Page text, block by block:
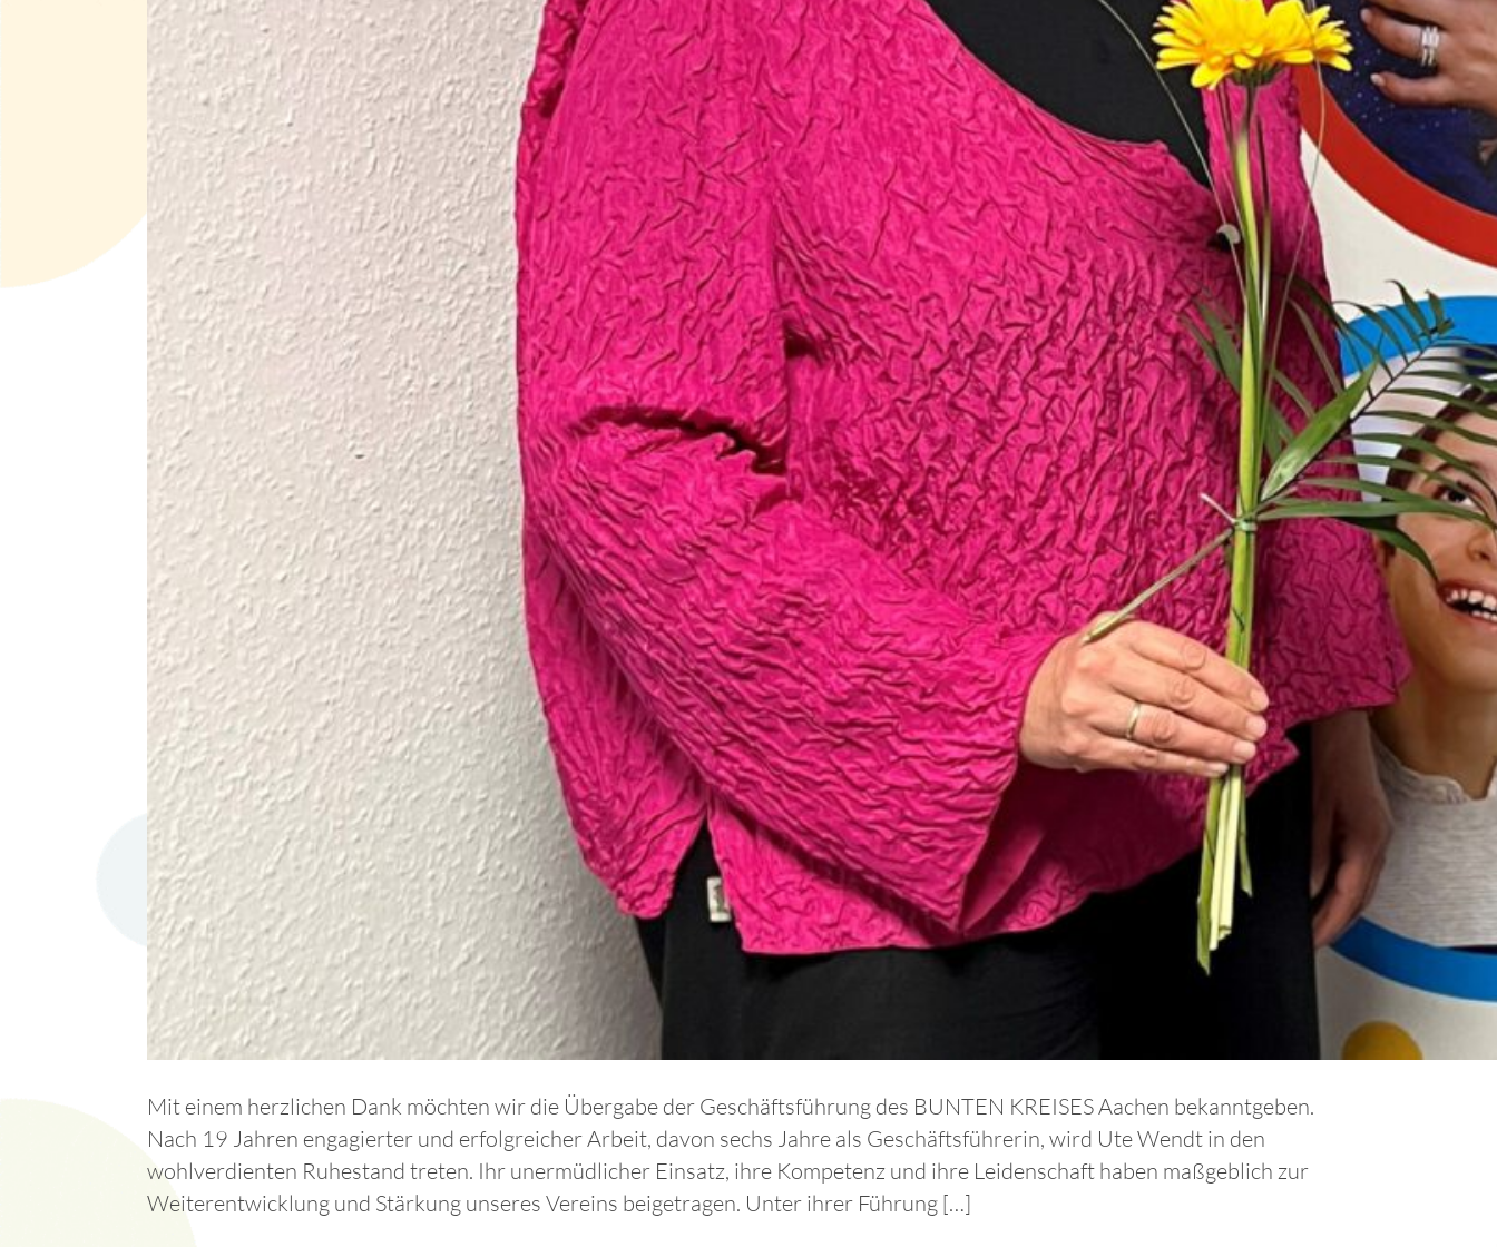
Mit einem herzlichen Dank möchten wir die Übergabe der Geschäftsführung des BUNTEN KREISES Aachen bekanntgeben.
Nach 19 Jahren engagierter und erfolgreicher Arbeit, davon sechs Jahre als Geschäftsführerin, wird Ute Wendt in den
wohlverdienten Ruhestand treten. Ihr unermüdlicher Einsatz, ihre Kompetenz und ihre Leidenschaft haben maßgeblich zur
Weiterentwicklung und Stärkung unseres Vereins beigetragen. Unter ihrer Führung […]